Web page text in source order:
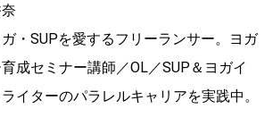
・SUPを愛するフリーランサー。ヨガ
成セミナー講師／OL／SUP＆ヨガイ
イターのパラレルキャリアを実践中。